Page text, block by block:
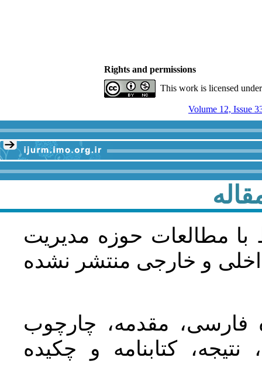
Rights and permissions
This work is licensed
Volume 12, Issue
با مطالعات حوزه مديريت
و خارجی منتشر نشده
فارسی، مقدمه، چارچوب
کتابنامه و چکیده